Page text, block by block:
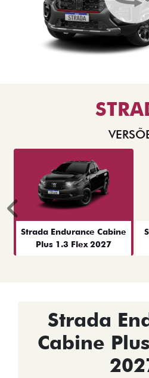
Strada Endurance Cabine
Plus 1.3 Flex 2027
Anterior
Strada
Cabine